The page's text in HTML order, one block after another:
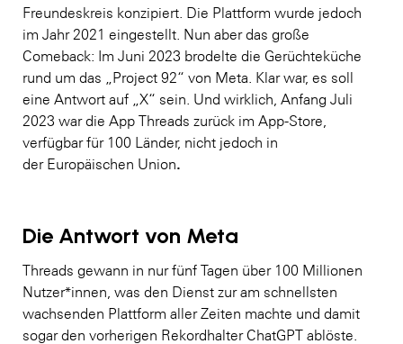
Freundeskreis konzipiert. Die Plattform wurde jedoch
im Jahr 2021 eingestellt. Nun aber das große
Comeback: Im Juni 2023 brodelte die Gerüchteküche
rund um das „Project 92“ von Meta. Klar war, es soll
eine Antwort auf „X“ sein. Und wirklich, Anfang Juli
2023 war die App Threads zurück im App-Store,
verfügbar für 100 Länder, nicht jedoch in
der Europäischen Union.
Die Antwort von Meta
Threads gewann in nur fünf Tagen über 100 Millionen
Nutzer*innen, was den Dienst zur am schnellsten
wachsenden Plattform aller Zeiten machte und damit
sogar den vorherigen Rekordhalter ChatGPT ablöste.